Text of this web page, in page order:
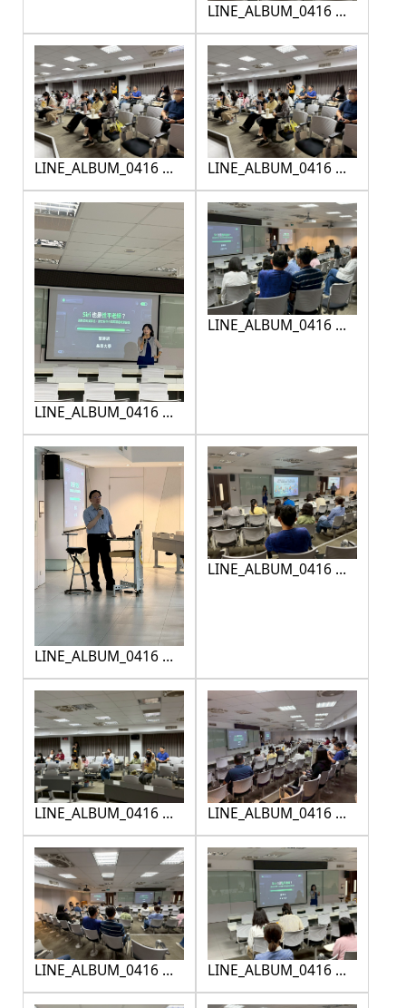
LINE_ALBUM_0416 性
平研習_260416_14
LINE_ALBUM_0416 性
平研習_260416_15
LINE_ALBUM_0416 性
平研習_260416_16
LINE_ALBUM_0416 性
平研習_260416_17
LINE_ALBUM_0416 性
LINE_ALBUM_0416 性
平研習_260416_19
LINE_ALBUM_0416 性
LINE_ALBUM_0416 性
平研習_260416_20
LINE_ALBUM_0416 性
平研習_260416_3
LINE_ALBUM_0416 性
平研習_260416_4
LINE_ALBUM_0416 性
平研習_260416_5